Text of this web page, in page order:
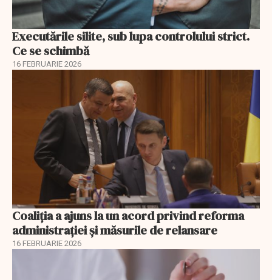
Executările silite, sub lupa controlului strict.
Ce se schimbă
16 FEBRUARIE 2026
Coaliția a ajuns la un acord privind reforma
administrației și măsurile de relansare
16 FEBRUARIE 2026